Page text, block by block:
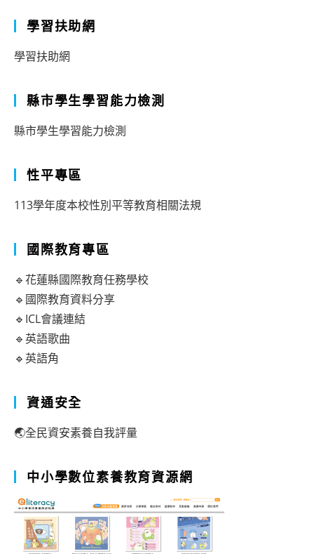
學習扶助網
學習扶助網
縣市學生學習能力檢測
縣市學生學習能力檢測
性平專區
113學年度本校性別平等教育相關法規
國際教育專區
🔹花蓮縣國際教育任務學校
🔹國際教育資料分享
🔹ICL會議連結
🔹英語歌曲
🔹英語角
資通安全
🌏全民資安素養自我評量
中小學數位素養教育資源網